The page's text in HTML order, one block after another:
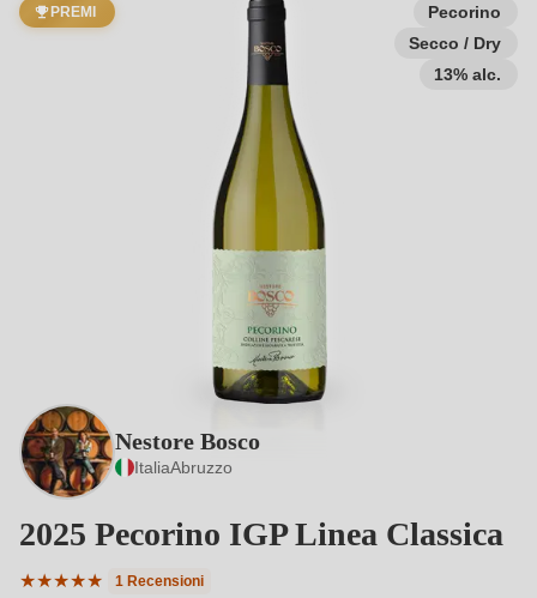
Pecorino
Secco / Dry
13% alc.
PREMI
Nestore Bosco
ItaliaAbruzzo
2025 Pecorino IGP Linea Classica
★★★★★
Valutazione media di 5 su 5 stelle
1 Recensioni